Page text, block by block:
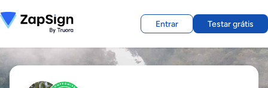
Entrar Testar grátis